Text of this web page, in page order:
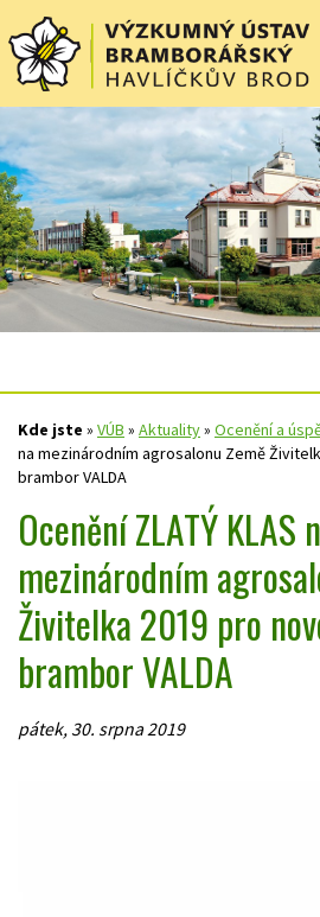
Kde jste » VÚB » Aktuality» Ocenění a
na mezinárodním agrosalonu Země
brambor VALDA
Ocenění ZLATÝ KLAS
mezinárodním
Živitelka 2019 pro
brambor VALDA
pátek, 30. srpna 2019